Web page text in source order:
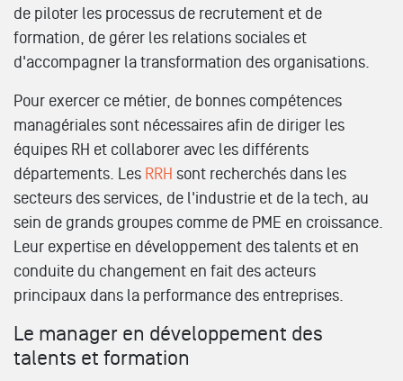
de piloter les processus de recrutement et de
formation, de gérer les relations sociales et
d'accompagner la transformation des organisations.
Pour exercer ce métier, de bonnes compétences
managériales sont nécessaires afin de diriger les
équipes RH et collaborer avec les différents
départements. Les RRH sont recherchés dans les
secteurs des services, de l'industrie et de la tech, au
sein de grands groupes comme de PME en croissance.
Leur expertise en développement des talents et en
conduite du changement en fait des acteurs
principaux dans la performance des entreprises.
Le manager en développement des
talents et formation